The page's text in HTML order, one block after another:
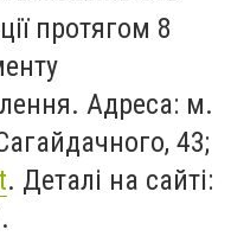
протягом 8
Адреса: м.
43;
. Деталі на сайті: